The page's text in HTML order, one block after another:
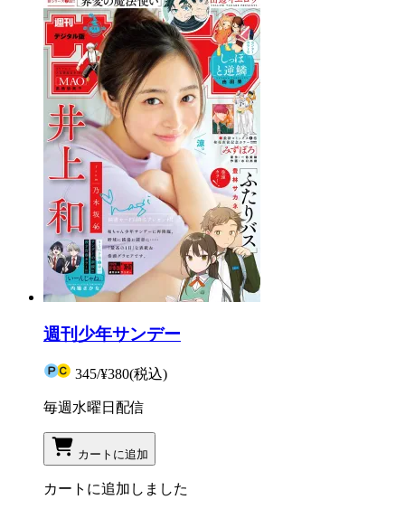
週刊少年サンデー
345/¥380(税込)
毎週水曜日配信
カートに追加
カートに追加しました